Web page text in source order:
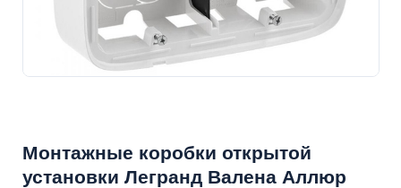
Монтажные коробки открытой
установки Легранд Валена Аллюр